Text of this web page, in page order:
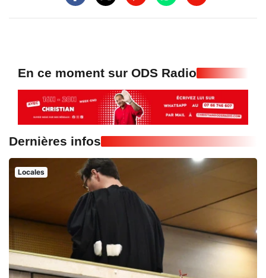
En ce moment sur ODS Radio
Dernières infos
Locales